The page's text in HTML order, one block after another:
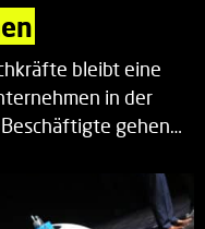
bleibt eine
in der
gehen…